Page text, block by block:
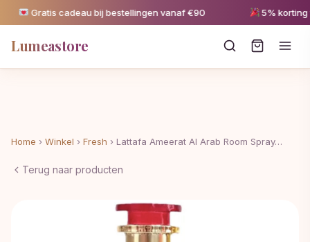
Gratis cadeau bij bestellingen vanaf €90 5% korting
Lumeastore
Home › Winkel › Fresh › Lattafa Ameerat Al Arab Room Spray…
Terug naar producten